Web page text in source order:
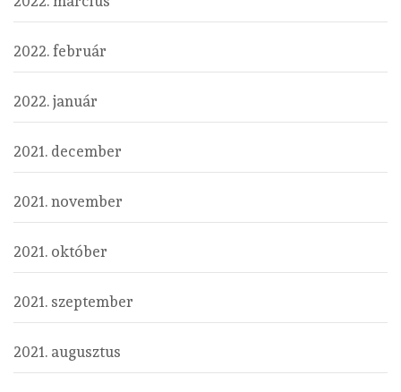
2022. február
2022. január
2021. december
2021. november
2021. október
2021. szeptember
2021. augusztus